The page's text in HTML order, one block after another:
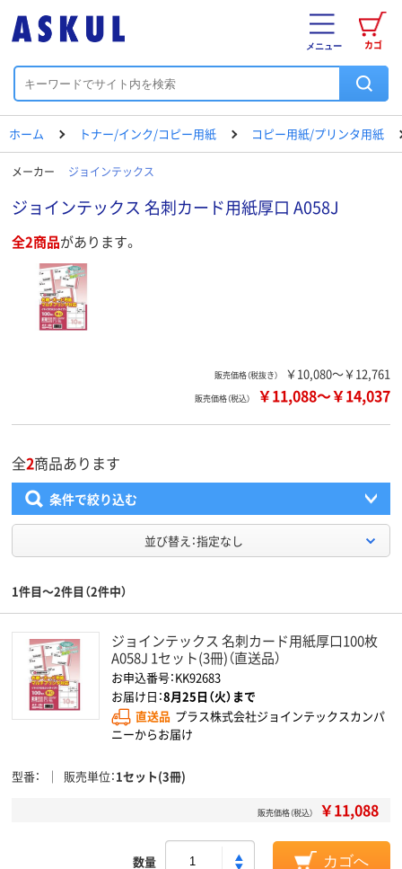
カゴ
メニュー
ホーム トナー/インク/コピー用紙 コピー用紙/プリンタ用紙
メーカー ジョインテックス
ジョインテックス 名刺カード用紙厚口 A058J
全2商品があります。
販売価格（税抜き） ￥10,080～￥12,761
販売価格（税込） ￥11,088～￥14,037
全2商品あります
条件で絞り込む
並び替え：指定なし
1件目～2件目（2件中）
ジョインテックス 名刺カード用紙厚口100枚
A058J 1セット(3冊)（直送品）
お申込番号：KK92683
お届け日：8月25日（火）まで
直送品 プラス株式会社ジョインテックスカンパ
ニーからお届け
型番 販売単位 1セット(3冊)
販売価格（税込） ￥11,088
数量 カゴへ